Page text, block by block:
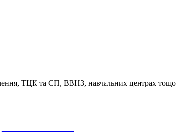
ТЦК та СП, ВВНЗ, навчальних центрах тощо